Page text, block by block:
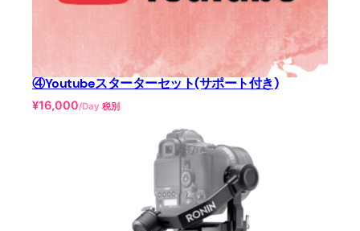
④Youtubeスターターセット(サポート付き)
¥16,000/Day 税別